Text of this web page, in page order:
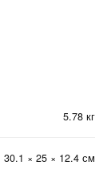
5.78 кг
30.1 × 25 × 12.4 см